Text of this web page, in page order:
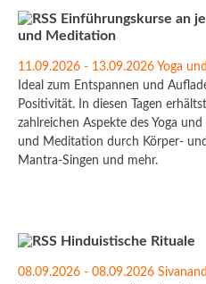
Einführungskurse an
und Meditation
11.09.2026 - 13.09.2026 Yoga
Ideal zum Entspannen und
Positivität. In diesen Tagen
zahlreichen Aspekte des Yoga
und Meditation durch Körper-
Mantra-Singen und mehr.
Hinduistische Rituale
08.09.2026 - 08.09.2026